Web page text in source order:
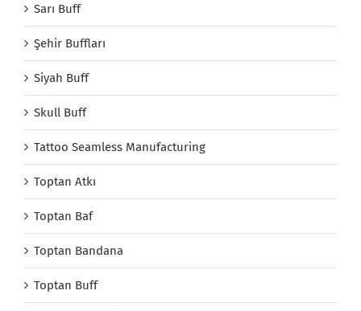
Sarı Buff
Şehir Buffları
Siyah Buff
Skull Buff
Tattoo Seamless Manufacturing
Toptan Atkı
Toptan Baf
Toptan Bandana
Toptan Buff